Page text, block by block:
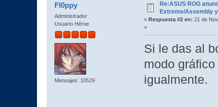
Fl0ppy
Administrador
Usuario Héroe
Mensajes: 10529
Re:ASUS ROG
Extreme/Assembly
« Respuesta #2 en: 21 de
»
Si le das al
modo
igualmente.